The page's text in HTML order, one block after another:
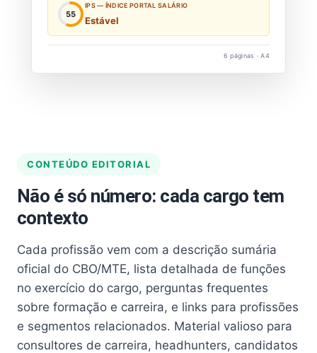
55
IPS — ÍNDICE PORTAL SALÁRIO
Estável
6 páginas · A4
CONTEÚDO EDITORIAL
Não é só número: cada cargo tem
contexto
Cada profissão vem com a descrição sumária
oficial do CBO/MTE, lista detalhada de funções
no exercício do cargo, perguntas frequentes
sobre formação e carreira, e links para profissões
e segmentos relacionados. Material valioso para
consultores de carreira, headhunters, candidatos